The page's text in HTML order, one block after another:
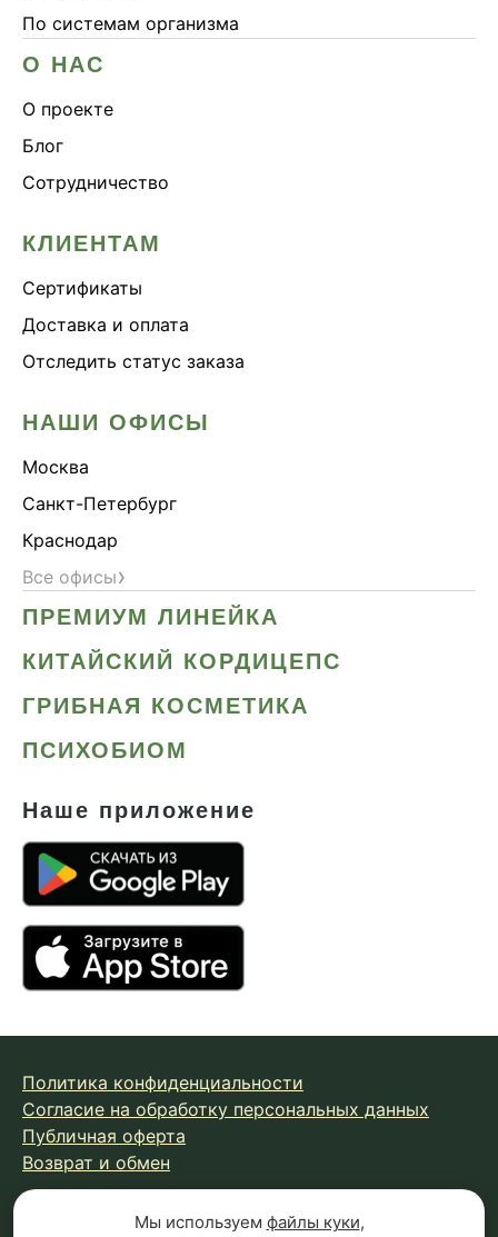
По системам организма
О НАС
О проекте
Блог
Сотрудничество
КЛИЕНТАМ
Сертификаты
Доставка и оплата
Отследить статус заказа
НАШИ ОФИСЫ
Москва
Санкт-Петербург
Краснодар
Все офисы›
ПРЕМИУМ ЛИНЕЙКА
КИТАЙСКИЙ КОРДИЦЕПС
ГРИБНАЯ КОСМЕТИКА
ПСИХОБИОМ
Наше приложение
Политика конфиденциальности
Согласие на обработку персональных данных
Публичная оферта
Возврат и обмен
© 2026 Fungiline — зарегистрированная торговая марка.
Мы используем файлы куки,